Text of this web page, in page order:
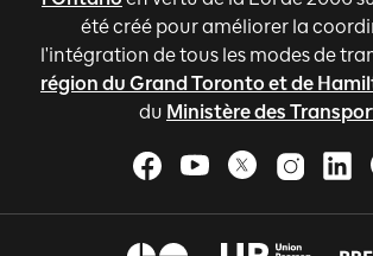
été créé pour améliorer la
l'intégration de tous les modes de
région du Grand Toronto et de
du Ministère des